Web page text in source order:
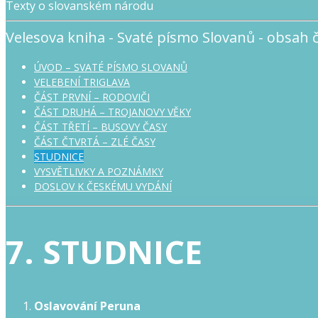
Texty o slovanském národu
Velesova kniha - Svaté písmo Slovanů - obsah
ÚVOD – SVATÉ PÍSMO SLOVANŮ
VELEBENÍ TRIGLAVA
ČÁST PRVNÍ – RODOVIČI
ČÁST DRUHÁ – TROJANOVY VĚKY
ČÁST TŘETÍ – BUSOVY ČASY
ČÁST ČTVRTÁ – ZLÉ ČASY
STUDNICE
VYSVĚTLIVKY A POZNÁMKY
DOSLOV K ČESKÉMU VYDÁNÍ
7. STUDNICE
Oslavování Peruna